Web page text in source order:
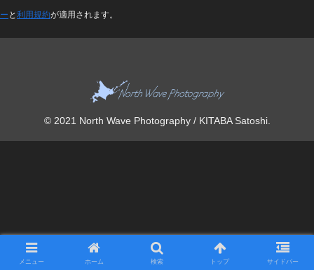
ー と 利用規約が適用されます。
© 2021 North Wave Photography / KITABA Satoshi.
メニュー ホーム 検索 トップ サイドバー